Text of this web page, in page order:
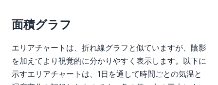
面積グラフ
エリアチャートは、折れ線グラフと似ていますが、陰影
を加えてより視覚的に分かりやすく表示します。以下に
示すエリアチャートは、1日を通して時間ごとの気温と